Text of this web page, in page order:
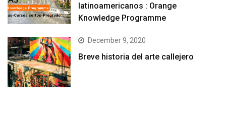
latinoamericanos : Orange
Knowledge Programme
December 9, 2020
Breve historia del arte callejero